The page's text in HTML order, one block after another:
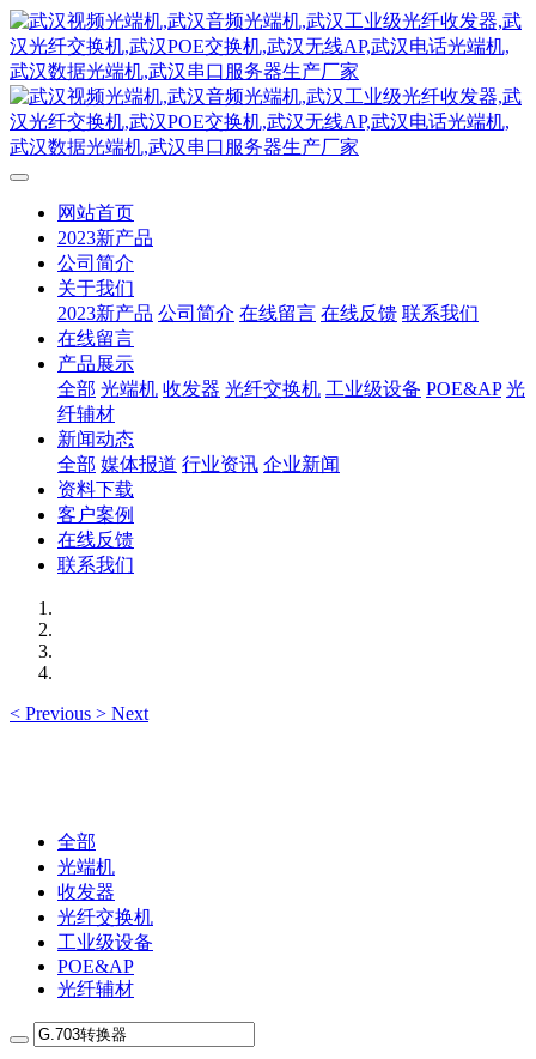
网站首页
2023新产品
公司简介
关于我们
2023新产品 公司简介 在线留言 在线反馈 联系我们
在线留言
产品展示
全部 光端机 收发器 光纤交换机 工业级设备 POE&AP 光
纤辅材
新闻动态
全部 媒体报道 行业资讯 企业新闻
资料下载
客户案例
在线反馈
联系我们
< Previous > Next
全部
光端机
收发器
光纤交换机
工业级设备
POE&AP
光纤辅材